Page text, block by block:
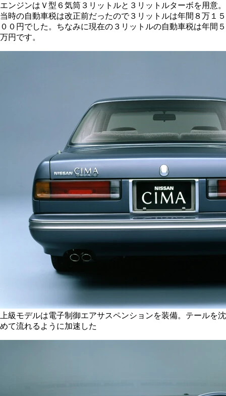
エンジンはＶ型６気筒３リットルと３リットルターボを用意。
当時の自動車税は改正前だったので３リットルは年間８万１５
００円でした。ちなみに現在の３リットルの自動車税は年間５
万円です。
上級モデルは電子制御エアサスペンションを装備。テールを沈
めて流れるように加速した